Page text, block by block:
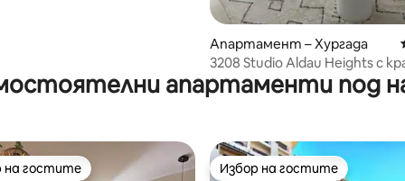
Апартамент – Хургада
3208 Studio Aldau Heights с
изглед
апартаменти под
избор на гостите
на гостите Избор на гостите
Избор на гостите